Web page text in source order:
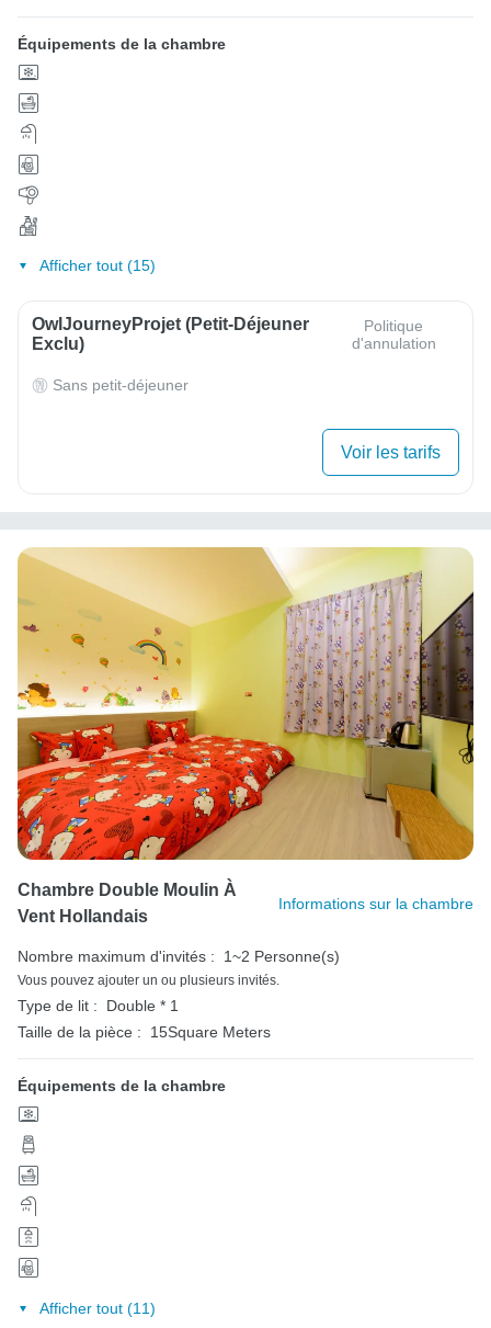
Équipements de la chambre
Afficher tout (15)
OwlJourneyProjet (petit-Déjeuner
Exclu)
Politique
d'annulation
Sans petit-déjeuner
Voir les tarifs
Chambre Double Moulin À
Vent Hollandais
Informations sur la chambre
Nombre maximum d'invités : 1~2 Personne(s)
Vous pouvez ajouter un ou plusieurs invités.
Type de lit :
Double * 1
Taille de la pièce :
15Square Meters
Équipements de la chambre
Afficher tout (11)